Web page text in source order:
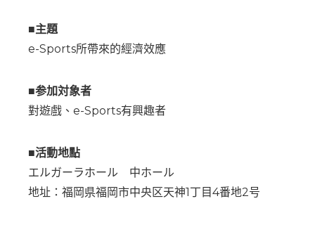
■主題
e-Sports所帶來的經濟效應
■参加対象者
對遊戲、e-Sports有興趣者
■活動地點
エルガーラホール 中ホール
地址：福岡県福岡市中央区天神1丁目4番地2号